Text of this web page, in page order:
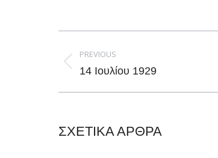
navigation
PREVIOUS
Previous
14 Ιουλίου 1929
ΣΧΕΤΙΚΑ ΑΡΘΡΑ